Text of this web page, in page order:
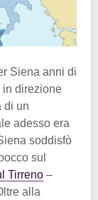
Siena anni di
in direzione
di un
adesso era
soddisfò
sul
Tirreno –
alla